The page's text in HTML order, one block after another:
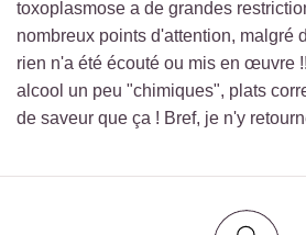
toxoplasmose a de grandes
nombreux points d'attention, malgré
rien n'a été écouté ou mis en œuvre
alcool un peu "chimiques", plats
de saveur que ça ! Bref, je n'y